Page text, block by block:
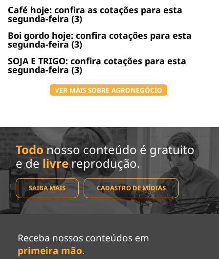
Café hoje: confira as cotações para esta
segunda-feira (3)
Boi gordo hoje: confira cotações para esta
segunda-feira (3)
SOJA E TRIGO: confira cotações para esta
segunda-feira (3)
VER MAIS SOBRE AGRONEGÓCIO
Todo nosso conteúdo é gratuito
e de livrereprodução.
SAIBA MAIS CADASTRO DE MÍDIAS
Receba nossos conteúdos em
primeira mão.